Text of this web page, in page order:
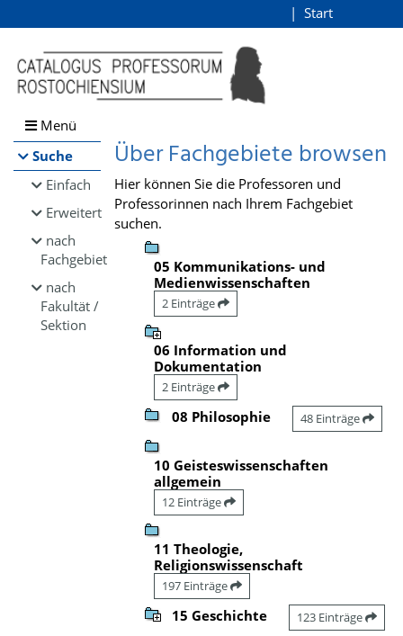
Browsen
direkt zum Inhalt
Start
Menü
Suche
Einfach
Erweitert
nach
Fachgebiet
nach
Fakultät /
Sektion
Über Fachgebiete browsen
Hier können Sie die Professoren und
Professorinnen nach Ihrem Fachgebiet
suchen.
05 Kommunikations- und
Medienwissenschaften
2 Einträge
06 Information und
Dokumentation
2 Einträge
08 Philosophie 48 Einträge
10 Geisteswissenschaften
allgemein
12 Einträge
11 Theologie,
Religionswissenschaft
197 Einträge
15 Geschichte 123 Einträge